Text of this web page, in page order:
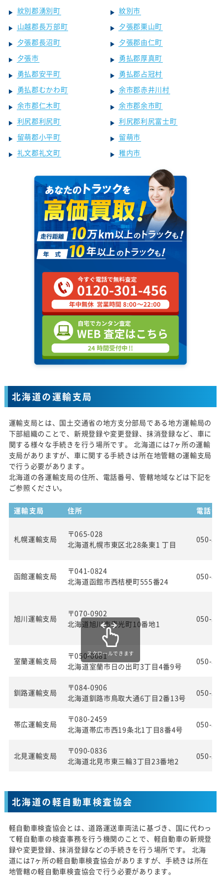
紋別郡湧別町
紋別市
山越郡長万部町
夕張郡栗山町
夕張郡長沼町
夕張郡由仁町
夕張市
勇払郡厚真町
勇払郡安平町
勇払郡占冠村
勇払郡むかわ町
余市郡赤井川村
余市郡仁木町
余市郡余市町
利尻郡利尻町
利尻郡利尻富士町
留萌郡小平町
留萌市
礼文郡礼文町
稚内市
北海道の運輸支局
運輸支局とは、国土交通省の地方支分部局である地方運輸局の
下部組織のことで、新規登録や変更登録、抹消登録など、車に
関する様々な手続きを行う場所です。 北海道には7ヶ所の運輸
支局がありますが、車に関する手続きは所在地管轄の運輸支局
で行う必要があります。
北海道の各運輸支局の住所、電話番号、管轄地域などは下記を
ご参照ください。
運輸支局 住所 電話
札幌運輸支局
〒065-028
北海道札幌市東区北28条東1 丁目
050-
函館運輸支局
〒041-0824
北海道函館市西桔梗町555番24
050-
旭川運輸支局
〒070-0902
北海道旭川市春光町10番地1
050-
室蘭運輸支局
〒050-0081
北海道室蘭市日の出町3丁目4番9号
050-
釧路運輸支局
〒084-0906
北海道釧路市鳥取大通6丁目2番13号
050-
帯広運輸支局
〒080-2459
北海道帯広市西19条北1丁目8番4号
050-
北見運輸支局
〒090-0836
北海道北見市東三輪3丁目23番地2
050-
スクロールできます
北海道の軽自動車検査協会
軽自動車検査協会とは、道路運送車両法に基づき、国に代わっ
て軽自動車の検査事務を行う機関のことで、軽自動車の新規登
録や変更登録、抹消登録などの手続きを行う場所です。 北海
道には7ヶ所の軽自動車検査協会がありますが、手続きは所在
地管轄の軽自動車検査協会で行う必要があります。